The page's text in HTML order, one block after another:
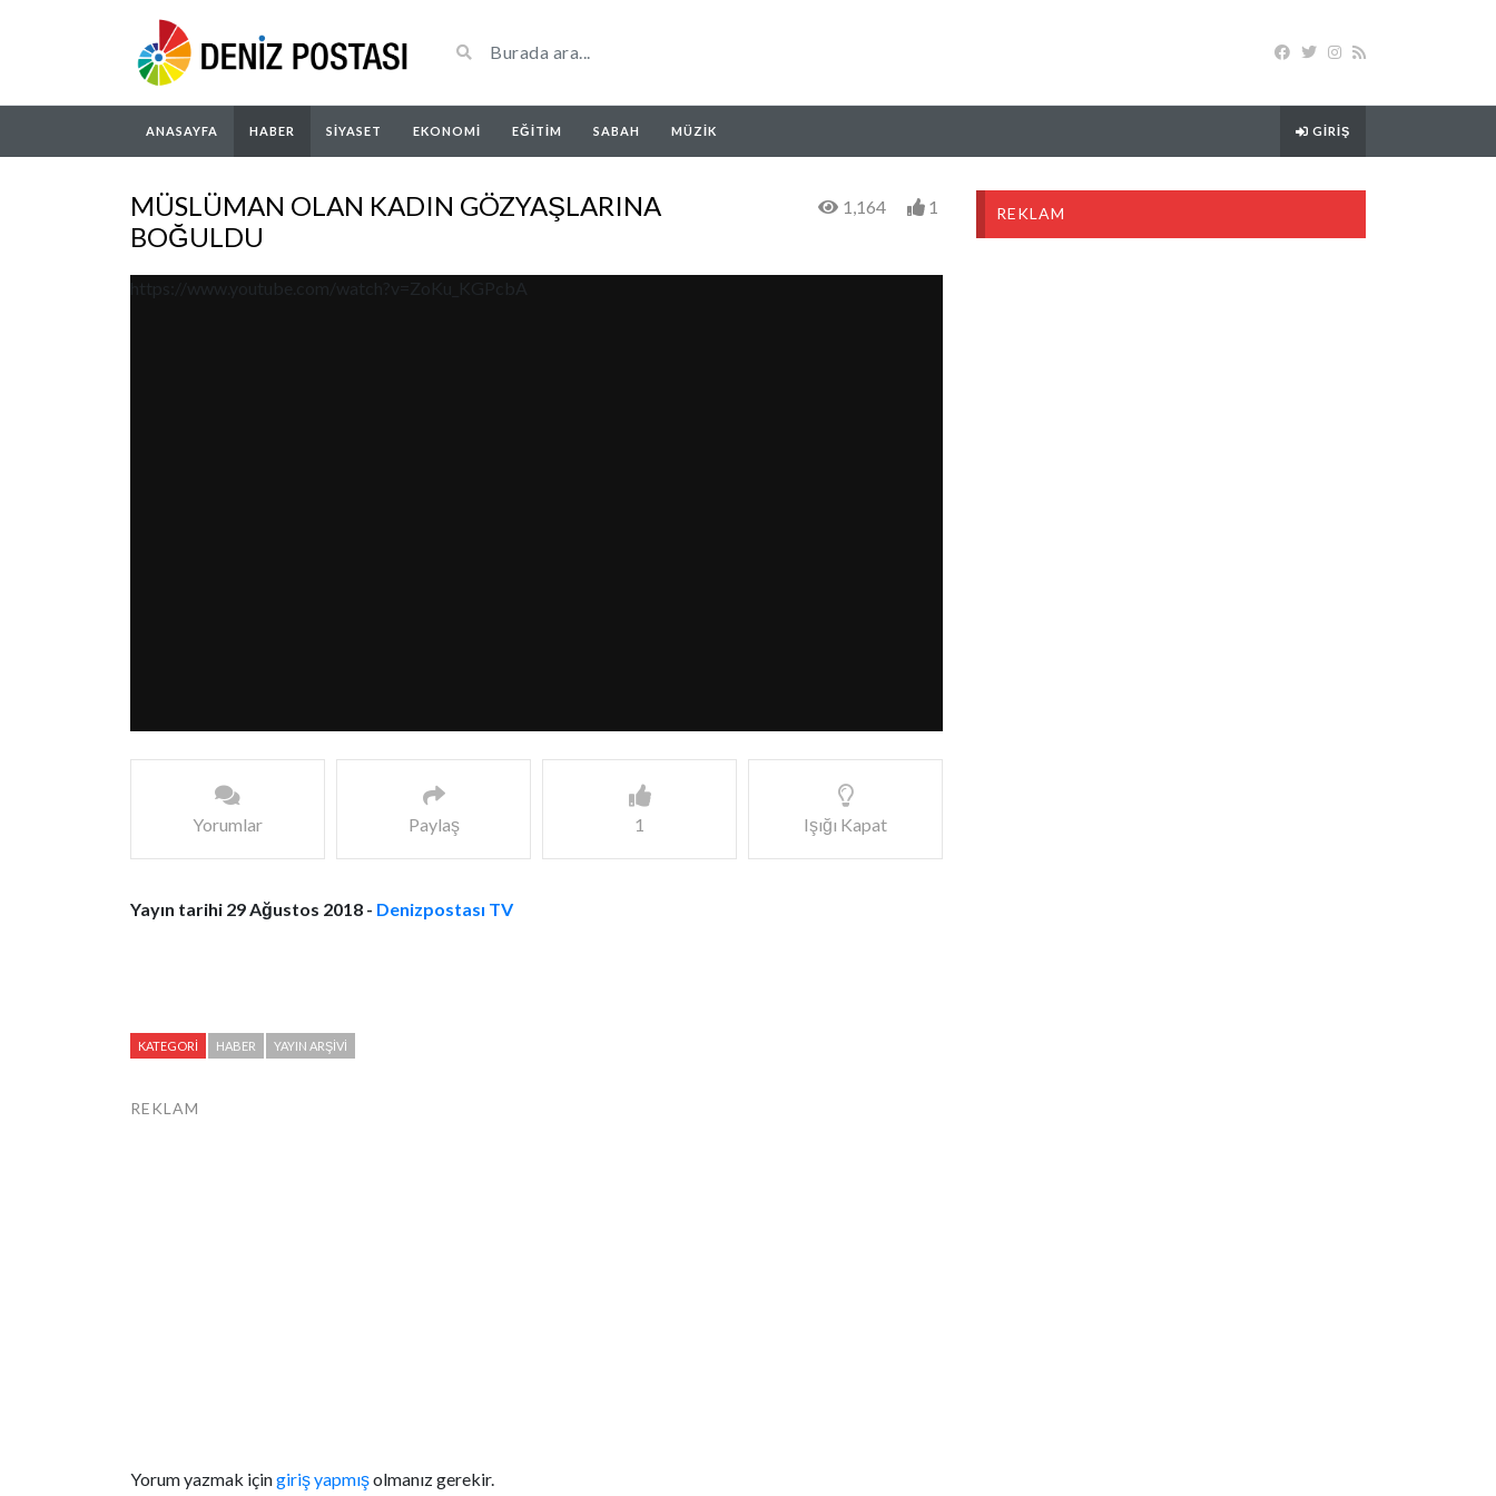
ANASAYFA HABER SIYASET EKONOMI EĞITIM SABAH MÜZIK GIRIŞ
MÜSLÜMAN OLAN KADIN GÖZYAŞLARINA
BOĞULDU
1,164 1
https://www.youtube.com/watch?v=ZoKu_KGPcbA
Yorumlar Paylaş 1 Işığı Kapat
Yayın tarihi 29 Ağustos 2018 - Denizpostası TV
KATEGORI HABER YAYIN ARŞIVI
REKLAM
Yorum yazmak içingiriş yapmışolmanız gerekir.
REKLAM